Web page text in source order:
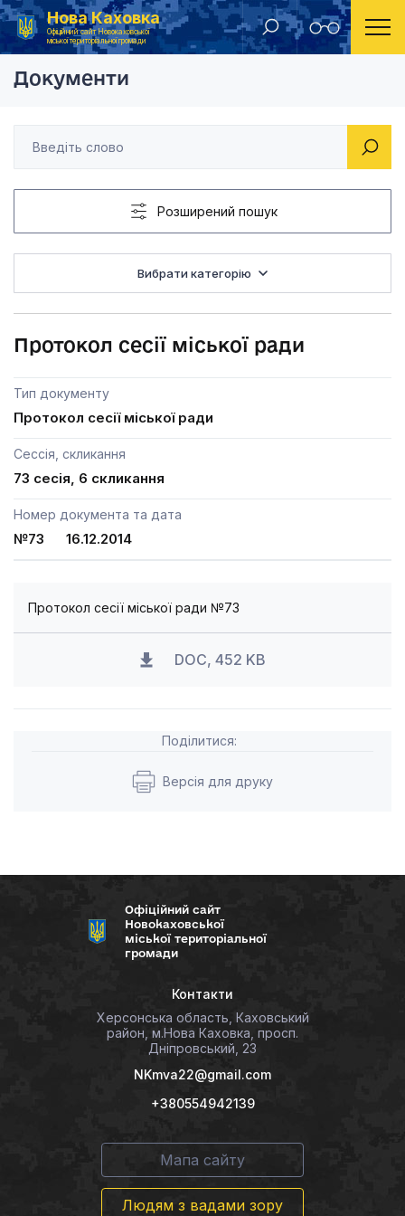
Нова Каховка
Офіційний сайт Новокаховської
міської територіальної громади
Головна Протоколи сесії міської ради Протокол сесії
Документи
Розширений пошук
Вибрати категорію
Протокол сесії міської ради
Тип документу
Протокол сесії міської ради
Сессія, скликання
73 сесія, 6 скликання
Номер документа та дата
№73 16.12.2014
Протокол сесії міської ради №73
DOC, 452 KB
Поділитися:
Версія для друку
Офіційний сайт
Новокаховської
міської територіальної
громади
Контакти
Херсонська область, Каховський
район, м.Нова Каховка, просп.
Дніпровський, 23
NKmva22@gmail.com
+380554942139
Мапа сайту
Людям з вадами зору